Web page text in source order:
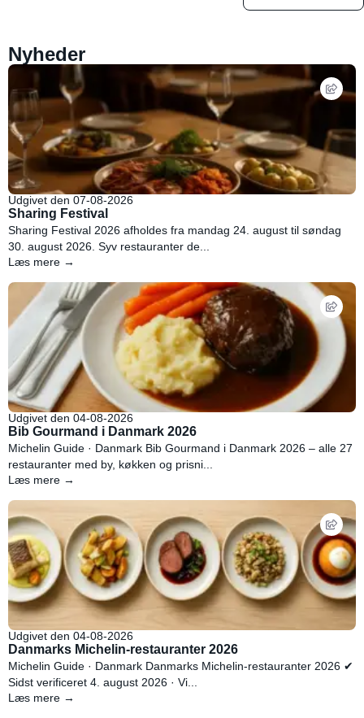
Nyheder
Udgivet den 07-08-2026
Sharing Festival
Sharing Festival 2026 afholdes fra mandag 24. august til søndag
30. august 2026. Syv restauranter de...
Læs mere →
Udgivet den 04-08-2026
Bib Gourmand i Danmark 2026
Michelin Guide · Danmark Bib Gourmand i Danmark 2026 – alle 27
restauranter med by, køkken og prisni...
Læs mere →
Udgivet den 04-08-2026
Danmarks Michelin-restauranter 2026
Michelin Guide · Danmark Danmarks Michelin-restauranter 2026 ✔
Sidst verificeret 4. august 2026 · Vi...
Læs mere →